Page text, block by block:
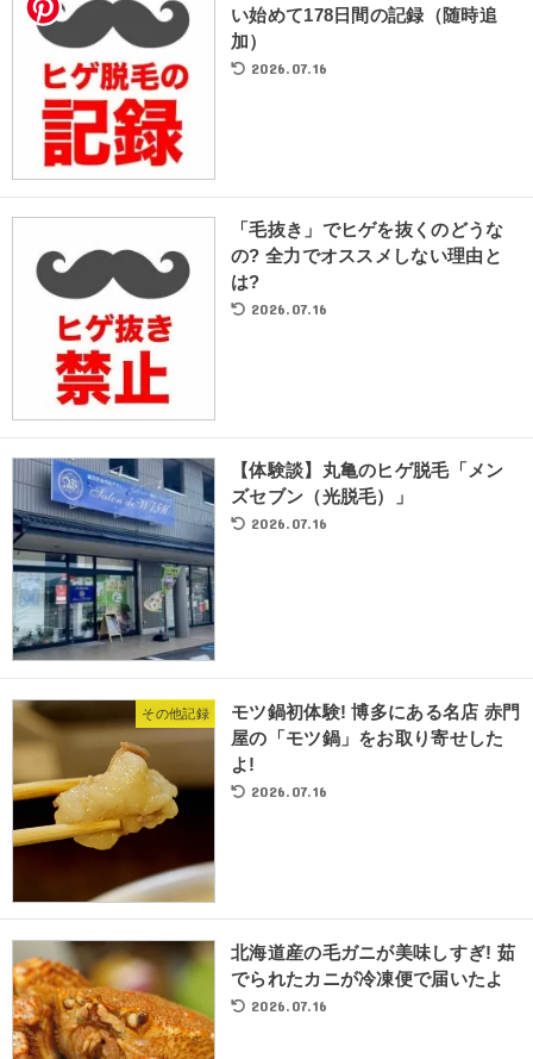
い始めて178日間の記録（随時追
加）
2026.07.16
「毛抜き」でヒゲを抜くのどうな
の? 全力でオススメしない理由と
は?
2026.07.16
【体験談】丸亀のヒゲ脱毛「メン
ズセブン（光脱毛）」
2026.07.16
その他記録
モツ鍋初体験! 博多にある名店 赤門
屋の「モツ鍋」をお取り寄せした
よ!
2026.07.16
北海道産の毛ガニが美味しすぎ! 茹
でられたカニが冷凍便で届いたよ
2026.07.16